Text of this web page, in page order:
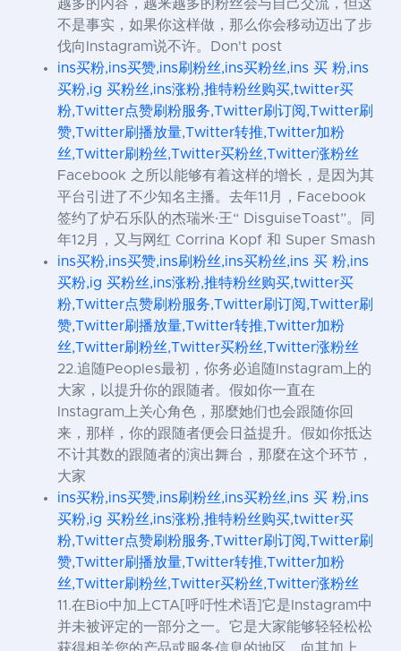
越多的内容，越来越多的粉丝会与自己交流，但这
不是事实，如果你这样做，那么你会移动迈出了步
伐向Instagram说不许。Don't post
ins买粉,ins买赞,ins刷粉丝,ins买粉丝,ins 买 粉,ins
买粉,ig 买粉丝,ins涨粉,推特粉丝购买,twitter买
粉,Twitter点赞刷粉服务,Twitter刷订阅,Twitter刷
赞,Twitter刷播放量,Twitter转推,Twitter加粉
丝,Twitter刷粉丝,Twitter买粉丝,Twitter涨粉丝
Facebook 之所以能够有着这样的增长，是因为其
平台引进了不少知名主播。去年11月，Facebook
签约了炉石乐队的杰瑞米·王“ DisguiseToast”。同
年12月，又与网红 Corrina Kopf 和 Super Smash
ins买粉,ins买赞,ins刷粉丝,ins买粉丝,ins 买 粉,ins
买粉,ig 买粉丝,ins涨粉,推特粉丝购买,twitter买
粉,Twitter点赞刷粉服务,Twitter刷订阅,Twitter刷
赞,Twitter刷播放量,Twitter转推,Twitter加粉
丝,Twitter刷粉丝,Twitter买粉丝,Twitter涨粉丝
22.追随Peoples最初，你务必追随Instagram上的
大家，以提升你的跟随者。假如你一直在
Instagram上关心角色，那麼她们也会跟随你回
来，那样，你的跟随者便会日益提升。假如你抵达
不计其数的跟随者的演出舞台，那麼在这个环节，
大家
ins买粉,ins买赞,ins刷粉丝,ins买粉丝,ins 买 粉,ins
买粉,ig 买粉丝,ins涨粉,推特粉丝购买,twitter买
粉,Twitter点赞刷粉服务,Twitter刷订阅,Twitter刷
赞,Twitter刷播放量,Twitter转推,Twitter加粉
丝,Twitter刷粉丝,Twitter买粉丝,Twitter涨粉丝
11.在Bio中加上CTA[呼吁性术语]它是Instagram中
并未被评定的一部分之一。它是大家能够轻轻松松
获得相关您的产品或服务信息的地区。向其加上